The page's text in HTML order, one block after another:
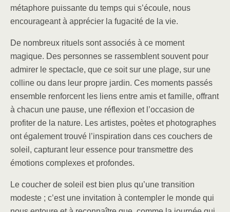
métaphore puissante du temps qui s’écoule, nous
encourageant à apprécier la fugacité de la vie.
De nombreux rituels sont associés à ce moment
magique. Des personnes se rassemblent souvent pour
admirer le spectacle, que ce soit sur une plage, sur une
colline ou dans leur propre jardin. Ces moments passés
ensemble renforcent les liens entre amis et famille, offrant
à chacun une pause, une réflexion et l’occasion de
profiter de la nature. Les artistes, poètes et photographes
ont également trouvé l’inspiration dans ces couchers de
soleil, capturant leur essence pour transmettre des
émotions complexes et profondes.
Le coucher de soleil est bien plus qu’une transition
modeste ; c’est une invitation à contempler le monde qui